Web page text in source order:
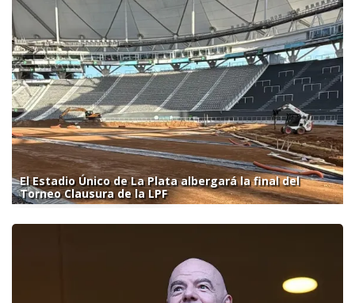
El Estadio Único de La Plata albergará la final del
Torneo Clausura de la LPF